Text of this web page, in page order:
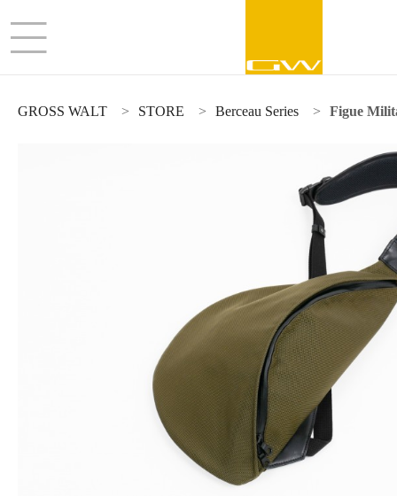
GROSS WALT STORE Berceau Series Figue